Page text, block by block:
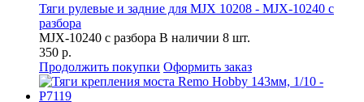
Тяги рулевые и задние для MJX 10208 - MJX-10240 c
разбора
MJX-10240 c разбора В наличии 8 шт.
350 р.
Продолжить покупки Оформить заказ